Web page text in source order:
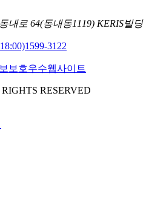
내로 64(동내동1119) KERIS빌딩
1599-3122
RESERVED